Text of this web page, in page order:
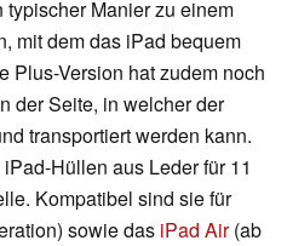
Manier zu einem
mit dem das iPad bequem
Plus-Version hat zudem noch
der Seite, in welcher der
transportiert werden kann.
Hüllen aus Leder für 11
Kompatibel sind sie für
sowie das iPad Air(ab